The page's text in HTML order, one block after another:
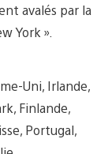
avalés par la
York ».
Uni, Irlande,
Finlande,
Portugal,